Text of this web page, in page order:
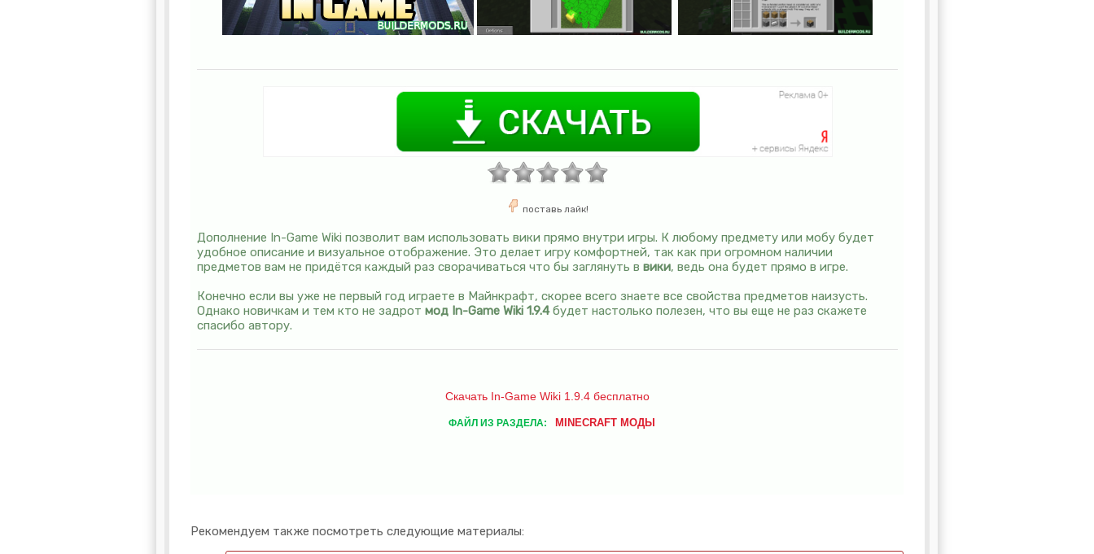
поставь лайк!
Дополнение In-Game Wiki позволит вам использовать вики прямо внутри игры. К любому предмету или мобу будет
удобное описание и визуальное отображение. Это делает игру комфортней, так как при огромном наличии
предметов вам не придётся каждый раз сворачиваться что бы заглянуть в вики, ведь она будет прямо в игре.
Конечно если вы уже не первый год играете в Майнкрафт, скорее всего знаете все свойства предметов наизусть.
Однако новичкам и тем кто не задрот мод In-Game Wiki 1.9.4будет настолько полезен, что вы еще не раз скажете
спасибо автору.
Скачать In-Game Wiki 1.9.4 бесплатно
ФАЙЛ ИЗ РАЗДЕЛА: MINECRAFT МОДЫ
Рекомендуем также посмотреть следующие материалы: